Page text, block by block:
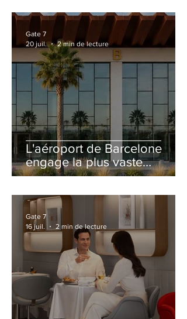
L'aéroport de Barcelone
engage la plus vaste
rénovation de son Terminal
Gate 7
20 juil.
2 min de lecture
Gate 7
16 juil.
2 min de lecture